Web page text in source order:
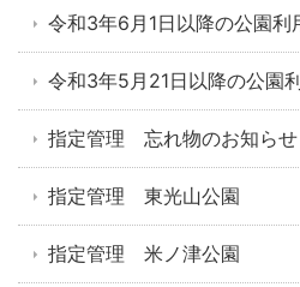
令和3年6月1日以降の公園
令和3年5月21日以降の公
指定管理 忘れ物のお知らせ
指定管理 東光山公園
指定管理 米ノ津公園